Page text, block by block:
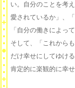
い。自分のことを考
愛されているか」、
「自分の働きによっ
そして、「これから
だけ幸せにしてゆけ
肯定的に楽観的に幸